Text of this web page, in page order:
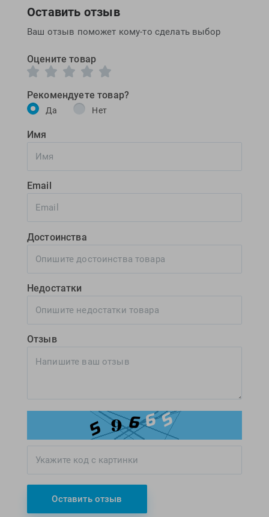
Оставить отзыв
Ваш отзыв поможет кому-то сделать выбор
Оцените товар
Рекомендуете товар?
Да Нет
Имя
Email
Достоинства
Недостатки
Отзыв
Оставить отзыв